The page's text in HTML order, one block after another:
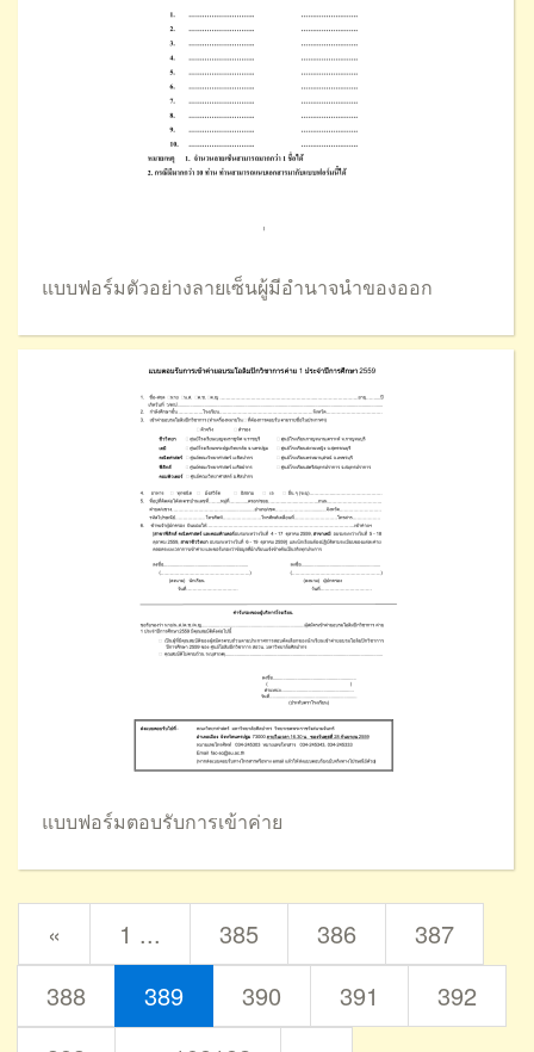
แบบฟอร์มตัวอย่างลายเซ็นผู้มีอำนาจนำของออก
แบบฟอร์มตอบรับการเข้าค่าย
« 1 ... 385 386
387
388
389 390 391
392